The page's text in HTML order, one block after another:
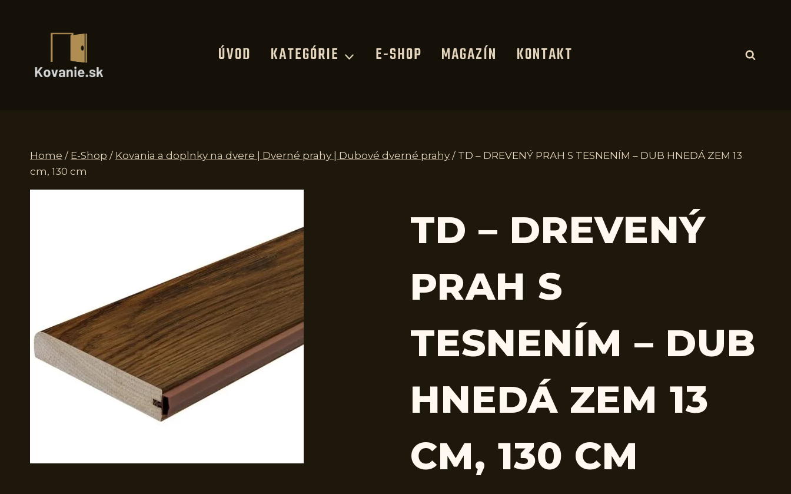
ÚVOD KATEGÓRIE E-SHOP MAGAZÍN KONTAKT
Home / E-Shop / Kovania a doplnky na dvere | Dverné prahy | Dubové dverné prahy / TD – DREVENÝ PRAH S TESNENÍM – DUB HNEDÁ ZEM 13
cm, 130 cm
TD – DREVENÝ
PRAH S
TESNENÍM – DUB
HNEDÁ ZEM 13
CM, 130 CM